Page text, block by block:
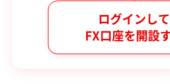
ログインして
FX口座を開設